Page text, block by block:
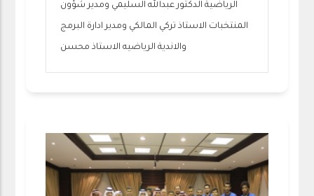
الرياضية الدكتور عبدالله السليمي ومدير شؤون
المنتخبات الاستاذ تركي المالكي ومدير ادارة البرمج
والاندية الرياضيه الاستاذ محسن